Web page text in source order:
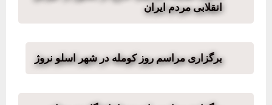
انقلابی مردم ایران
برگزاری مراسم روز کومله در شهر اسلو نروژ